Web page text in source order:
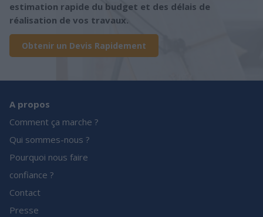
estimation rapide du budget et des délais de
réalisation de vos travaux.
Obtenir un Devis Rapidement
A propos
Comment ça marche ?
Qui sommes-nous ?
Pourquoi nous faire
confiance ?
Contact
Presse